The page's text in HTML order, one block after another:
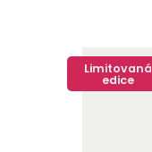
Limitovaná
edice